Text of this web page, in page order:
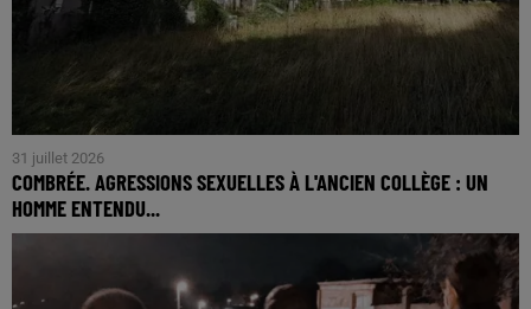
31 juillet 2026
COMBRÉE. AGRESSIONS SEXUELLES À L'ANCIEN COLLÈGE : UN
HOMME ENTENDU...